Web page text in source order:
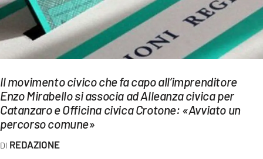
SPORT
Streaming
LAC NETWORK
LAC ONAIR
Il movimento civico che fa capo all’imprenditore
Enzo Mirabello si associa ad Alleanza civica per
Catanzaro e Officina civica Crotone: «Avviato un
percorso comune»
REDAZIONE